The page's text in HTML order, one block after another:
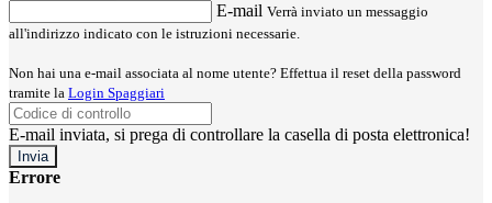
E-mail Verrà inviato un messaggio
all'indirizzo indicato con le istruzioni necessarie.
Non hai una e-mail associata al nome utente? Effettua il reset della password
tramite la Login Spaggiari
E-mail inviata, si prega di controllare la casella di posta elettronica!
Errore